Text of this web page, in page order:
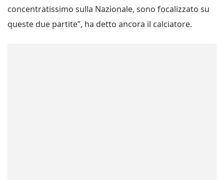
concentratissimo sulla Nazionale, sono focalizzato su
queste due partite”, ha detto ancora il calciatore.